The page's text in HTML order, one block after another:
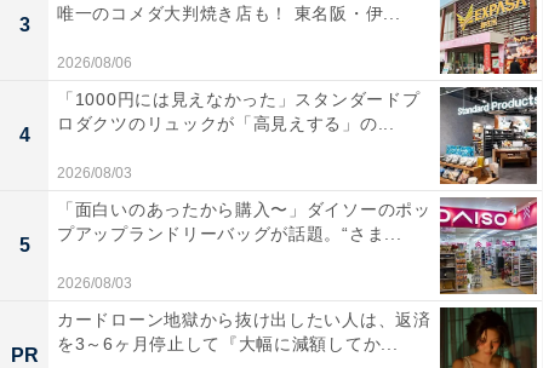
楽天トラベルの「クーポン祭」とは？
楽天トラベルでは、定期的に「クーポン祭」を開催。人
気の宿やホテルを対象に、宿泊予約で使えるお得な割引
クーポンは、国内宿泊や海外ツアー、レンタカーなど、
さまざまな旅行商品で利用可能。複数のクーポンを組み
合わせて、さらに割引率をアップできる場合もありま
す。賢く旅の計画を立てて、お得に旅行を楽しみましょ
う。
3
唯一のコメダ大判焼き店も！ 東名阪・伊...
2026/08/06
4
「1000円には見えなかった」スタンダードプ
ロダクツのリュックが「高見えする」の...
2026/08/03
5
「面白いのあったから購入〜」ダイソーのポッ
プアップランドリーバッグが話題。“さま...
2026/08/03
PR
カードローン地獄から抜け出したい人は、返済
を3～6ヶ月停止して『大幅に減額してか...